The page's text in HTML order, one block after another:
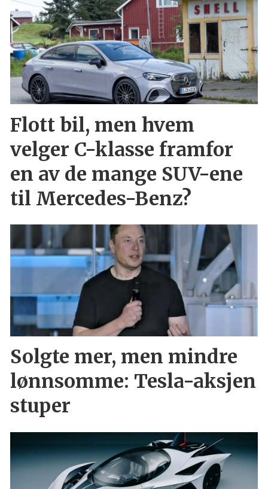
Flott bil, men hvem
velger C-klasse framfor
en av de mange SUV-ene
til Mercedes-Benz?
Solgte mer, men mindre
lønnsomme: Tesla-aksjen
stuper